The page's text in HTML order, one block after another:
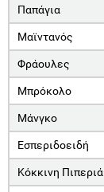
Παπάγια
Μαϊντανός
Φράουλες
Μπρόκολο
Μάνγκο
Εσπεριδοειδή
Κόκκινη Πιπεριά